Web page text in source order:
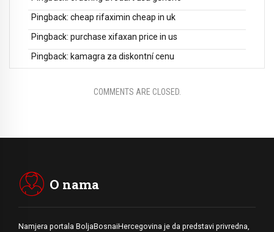
Pingback: cheap rifaximin cheap in uk
Pingback: purchase xifaxan price in us
Pingback: kamagra za diskontní cenu
COMMENTS ARE CLOSED.
O nama
Namjera portala BoljaBosnaiHercegovina je da predstavi privredna,